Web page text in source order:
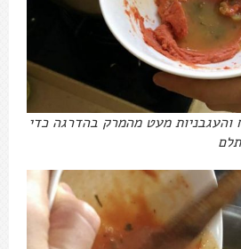
והעגבניות מעט מהמרק בהדרגה כדי